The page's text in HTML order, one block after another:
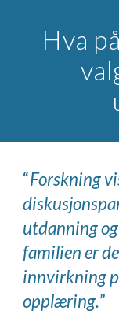
Hva
“Forskning
utdanning
familien er
innvirkning
opplæring.”